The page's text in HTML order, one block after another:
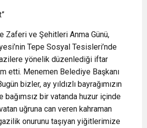
Zaferi ve Şehitleri Anma Günü,
Tepe Sosyal Tesisleri’nde
yönelik düzenlediği iftar
etti. Menemen Belediye Başkanı
bizler, ay yıldızlı bayrağımızın
bağımsız bir vatanda huzur içinde
uğruna can veren kahraman
onurunu taşıyan yiğitlerimize